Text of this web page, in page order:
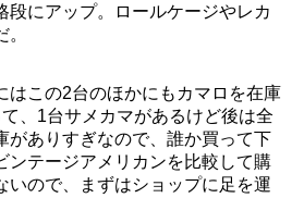
段にアップ。ロールケージやレカ
はこの2台のほかにもカマロを在庫
、1台サメカマがあるけど後は全
がありすぎなので、誰か買って下
ンテージアメリカンを比較して購
いので、まずはショップに足を運